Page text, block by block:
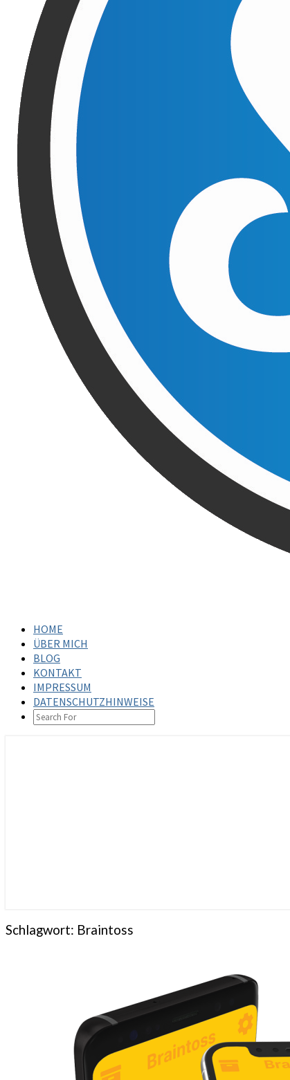
HOME
ÜBER MICH
BLOG
KONTAKT
IMPRESSUM
DATENSCHUTZHINWEISE
SEARCH
Schlagwort: Braintoss